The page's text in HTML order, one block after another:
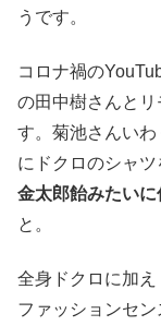
うです。
コロナ禍の
の田中樹さんと
す。菊池さんい
にドクロのシャツ
金太郎飴みたい
と。
全身ドクロに加
ファッションセン